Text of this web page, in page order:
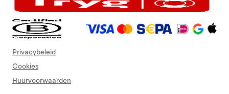
Privacybeleid
Cookies
Huurvoorwaarden